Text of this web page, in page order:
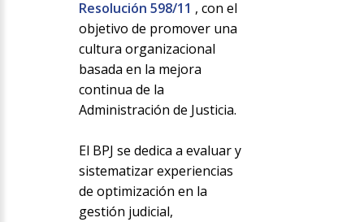
Resolución 598/11 , con el
objetivo de promover una
cultura organizacional
basada en la mejora
continua de la
Administración de Justicia.
El BPJ se dedica a evaluar y
sistematizar experiencias
de optimización en la
gestión judicial,